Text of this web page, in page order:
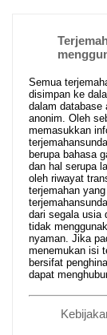
Semua
disimpan ke
dalam database
anonim. Oleh
memasukkan
berupa bahasa
dan hal serupa
oleh riwayat
terjemahan
dari segala usia
tidak
nyaman. Jika
menemukan isi
bersifat
dapat